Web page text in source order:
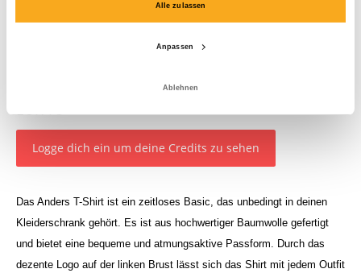
Alle zulassen
Anpassen
Ablehnen
EUR 75
Logge dich ein um deine Credits zu sehen
Das Anders T-Shirt ist ein zeitloses Basic, das unbedingt in deinen
Kleiderschrank gehört. Es ist aus hochwertiger Baumwolle gefertigt
und bietet eine bequeme und atmungsaktive Passform. Durch das
dezente Logo auf der linken Brust lässt sich das Shirt mit jedem Outfit